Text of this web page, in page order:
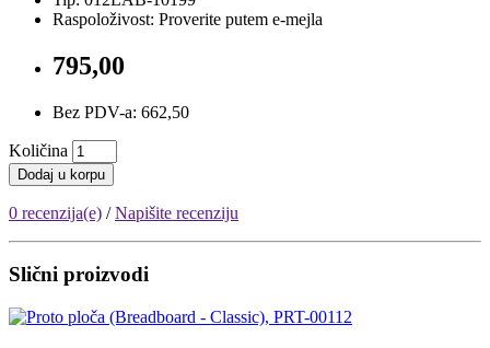
Raspoloživost: Proverite putem e-mejla
795,00
Bez PDV-a: 662,50
Količina
Dodaj u korpu
0 recenzija(e) /Napišite recenziju
Slični proizvodi